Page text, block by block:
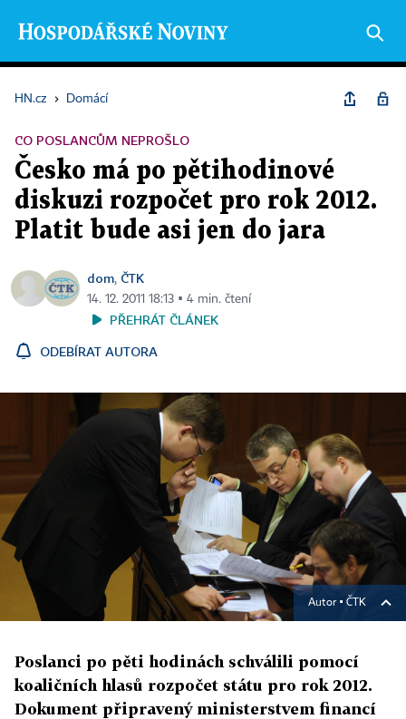
HN.cz › Domácí
CO POSLANCŮM NEPROŠLO
Česko má po pětihodinové
diskuzi rozpočet pro rok 2012.
Platit bude asi jen do jara
dom, ČTK
14. 12. 2011 18:13 ▪ 4 min. čtení
PŘEHRÁT ČLÁNEK
ODEBÍRAT AUTORA
Autor ▪ ČTK
Poslanci po pěti hodinách schválili pomocí
koaličních hlasů rozpočet státu pro rok 2012.
Dokument připravený ministerstvem financí